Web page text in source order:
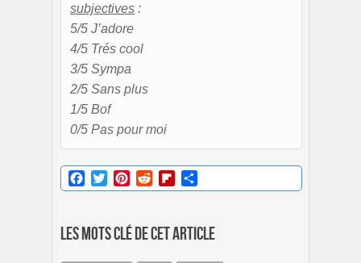
subjectives :
5/5 J’adore
4/5 Trés cool
3/5 Sympa
2/5 Sans plus
1/5 Bof
0/5 Pas pour moi
Facebook
TwitterPinterestRedditFlipboard
Les mots clé de cet article